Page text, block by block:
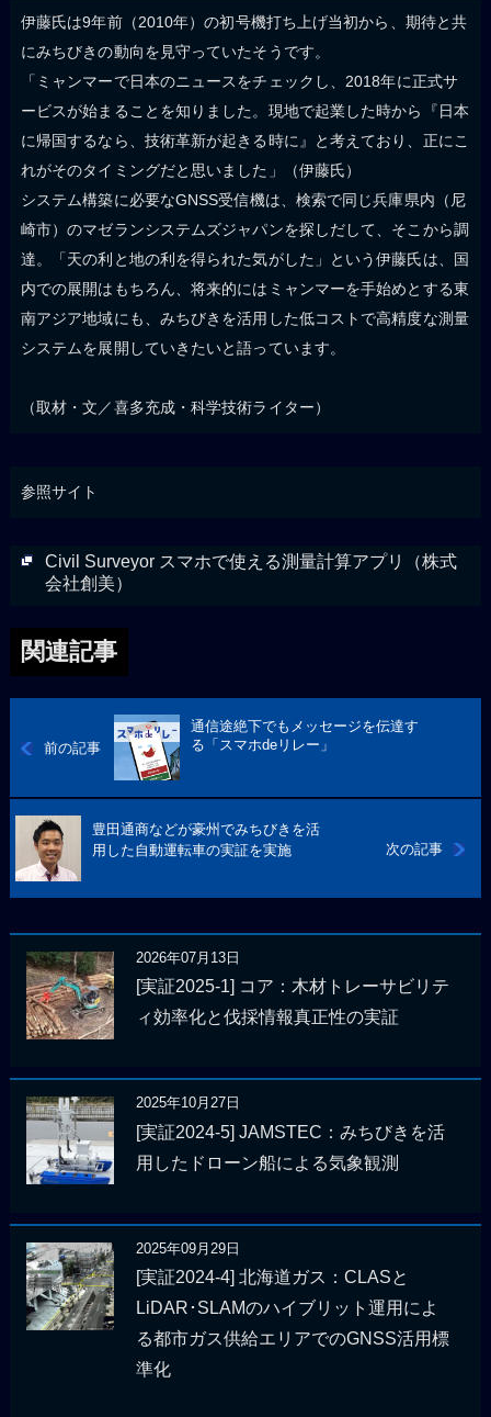
伊藤氏は9年前（2010年）の初号機打ち上げ当初から、期待と共
にみちびきの動向を見守っていたそうです。
「ミャンマーで日本のニュースをチェックし、2018年に正式サ
ービスが始まることを知りました。現地で起業した時から『日本
に帰国するなら、技術革新が起きる時に』と考えており、正にこ
れがそのタイミングだと思いました」（伊藤氏）
システム構築に必要なGNSS受信機は、検索で同じ兵庫県内（尼
崎市）のマゼランシステムズジャパンを探しだして、そこから調
達。「天の利と地の利を得られた気がした」という伊藤氏は、国
内での展開はもちろん、将来的にはミャンマーを手始めとする東
南アジア地域にも、みちびきを活用した低コストで高精度な測量
システムを展開していきたいと語っています。
（取材・文／喜多充成・科学技術ライター）
参照サイト
Civil Surveyor スマホで使える測量計算アプリ（株式
会社創美）
関連記事
前の記事
通信途絶下でもメッセージを伝達す
る「スマホdeリレー」
次の記事
豊田通商などが豪州でみちびきを活
用した自動運転車の実証を実施
2026年07月13日
[実証2025-1] コア：木材トレーサビリテ
ィ効率化と伐採情報真正性の実証
2025年10月27日
[実証2024-5] JAMSTEC：みちびきを活
用したドローン船による気象観測
2025年09月29日
[実証2024-4] 北海道ガス：CLASと
LiDAR･SLAMのハイブリット運用によ
る都市ガス供給エリアでのGNSS活用標
準化